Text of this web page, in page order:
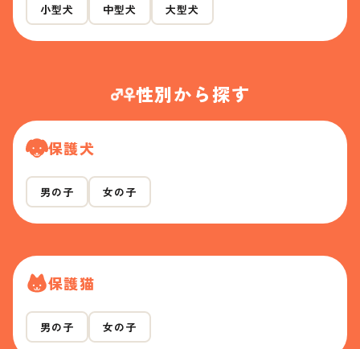
小型犬 中型犬 大型犬
性別から探す
保護犬
男の子 女の子
保護猫
男の子 女の子